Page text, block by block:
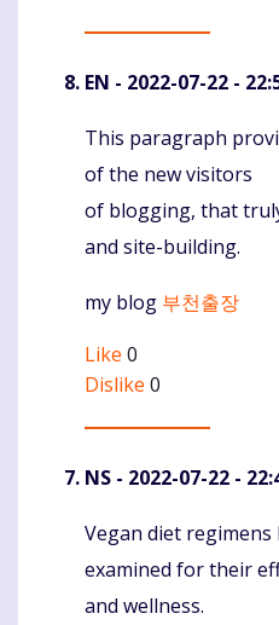
EN - 2022-07-22 -
Komentaras
This paragraph
of the new visitors
of blogging, that
and site-building.
my blog 부천출장
Like 0
Dislike 0
NS - 2022-07-22 -
Komentaras
Vegan diet regimens
examined for their
and wellness.